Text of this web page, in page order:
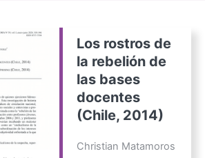
Los rostros de
la rebelión de
las bases
docentes
(Chile, 2014)
Christian Matamoros